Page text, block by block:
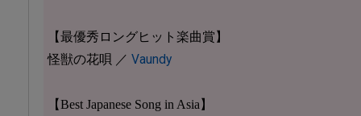
【最優秀ロングヒット楽曲賞】
怪獣の花唄 ／ Vaundy
【Best Japanese Song in Asia】